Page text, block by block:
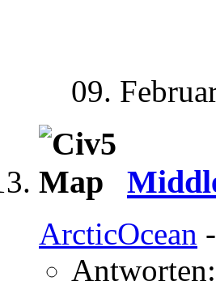
09.
ArcticOcean
Antworten: